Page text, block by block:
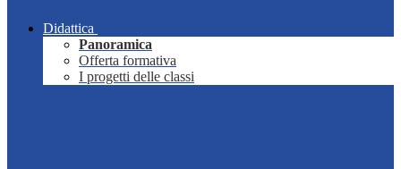
Didattica
Panoramica
Offerta formativa
I progetti delle classi